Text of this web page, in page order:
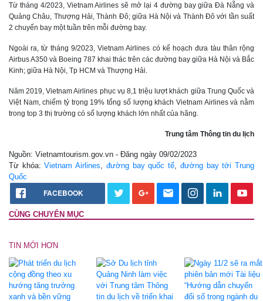
Từ tháng 4/2023, Vietnam Airlines sẽ mở lại 4 đường bay giữa Đà Nẵng và
Quảng Châu, Thượng Hải, Thành Đô; giữa Hà Nội và Thành Đô với tần suất
2 chuyến bay một tuần trên mỗi đường bay.
Ngoài ra, từ tháng 9/2023, Vietnam Airlines có kế hoạch đưa tàu thân rộng
Airbus A350 và Boeing 787 khai thác trên các đường bay giữa Hà Nội và Bắc
Kinh; giữa Hà Nội, Tp HCM và Thượng Hải.
Năm 2019, Vietnam Airlines phục vụ 8,1 triệu lượt khách giữa Trung Quốc và
Việt Nam, chiếm tỷ trọng 19% tổng số lượng khách Vietnam Airlines và nằm
trong top 3 thị trường có số lượng khách lớn nhất của hãng.
Trung tâm Thông tin du lịch
Nguồn: Vietnamtourism.gov.vn - Đăng ngày 09/02/2023
Từ khóa:Vietnam Airlines đường bay quốc tế
đường bay tới Trung
Quốc
FACEBOOK
CÙNG CHUYÊN MỤC
TIN MỚI HƠN